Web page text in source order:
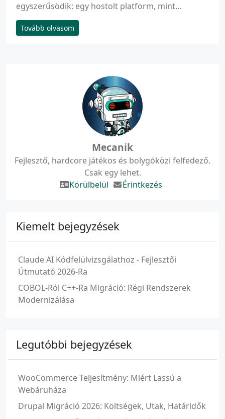
egyszerűsödik: egy hostolt platform, mint...
Tovább olvasom
Mecanik
Fejlesztő, hardcore játékos és bolygóközi felfedező.
Csak egy lehet.
Körülbelül
Érintkezés
Kiemelt bejegyzések
Claude AI Kódfelülvizsgálathoz - Fejlesztői
Útmutató 2026-Ra
COBOL-Ról C++-Ra Migráció: Régi Rendszerek
Modernizálása
Legutóbbi bejegyzések
WooCommerce Teljesítmény: Miért Lassú a
Webáruháza
Drupal Migráció 2026: Költségek, Utak, Határidők